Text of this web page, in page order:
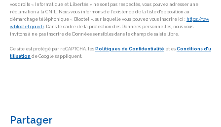
vos droits « Informatique et Libertés » ne sont pas respectés, vous pouvez adresser une
réclamation à la CNIL. Nous vous informons de l’existence de la liste d'opposition au
démarchage téléphonique « Bloctel », sur laquelle vous pouvez vous inscrire ici : https://ww
w.bloctel.gouv.fr. Dans le cadre de la protection des Données personnelles, nous vous
invitons à ne pas inscrire de Données sensibles dans le champ de saisie libre.
Ce site est protégé par reCAPTCHA, les Politiques de Confidentialité et es Conditions d'u
tilisation de Google s'appliquent.
partager